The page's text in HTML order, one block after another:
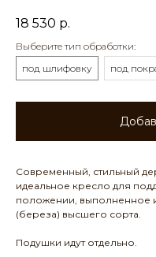
18 530 р.
Выберите тип обработки:
под шлифовку
под
Современный, стильный
идеальное кресло для
положении, выполненное
(береза) высшего сорта.
Подушки идут отдельно.